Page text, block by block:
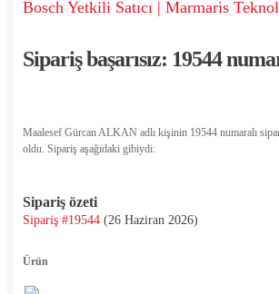
Bosch Yetkili Satıcı | Marmaris
Sipariş başarısız: 19544
Maalesef Gürcan ALKAN adlı kişinin 19544 numaralı
oldu. Sipariş aşağıdaki gibiydi:
Sipariş özeti
Sipariş #19544 (26 Haziran 2026)
Ürün